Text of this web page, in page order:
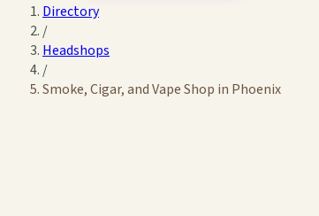
Directory
/
Headshops
/
Smoke, Cigar, and Vape Shop in Phoenix